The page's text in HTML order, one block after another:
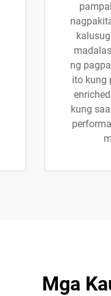
ng
ito kung
kung
Mga